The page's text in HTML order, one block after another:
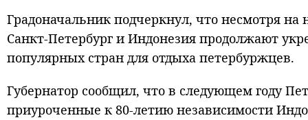
Градоначальник подчеркнул, что несмотря
Санкт‑Петербург и Индонезия продолжают
популярных стран для отдыха петербуржцев.
Губернатор сообщил, что в следующем году
приуроченные к 80-летию независимости